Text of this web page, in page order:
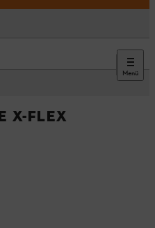
Menü
X-Flex